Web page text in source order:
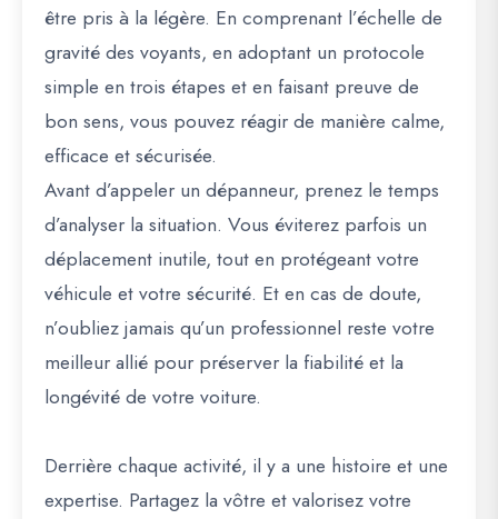
être pris à la légère. En comprenant l’échelle de
gravité des voyants, en adoptant un protocole
simple en trois étapes et en faisant preuve de
bon sens, vous pouvez réagir de manière calme,
efficace et sécurisée.
Avant d’appeler un dépanneur, prenez le temps
d’analyser la situation. Vous éviterez parfois un
déplacement inutile, tout en protégeant votre
véhicule et votre sécurité. Et en cas de doute,
n’oubliez jamais qu’un professionnel reste votre
meilleur allié pour préserver la fiabilité et la
longévité de votre voiture.
Derrière chaque activité, il y a une histoire et une
expertise. Partagez la vôtre et valorisez votre